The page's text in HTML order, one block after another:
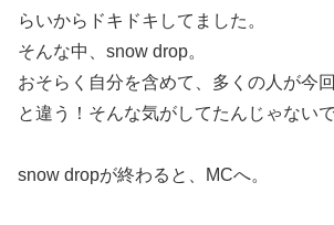
らいからドキドキしてました。
そんな中、snow drop。
おそらく自分を含めて、多くの人が今
と違う！そんな気がしてたんじゃない
snow dropが終わると、MCへ。